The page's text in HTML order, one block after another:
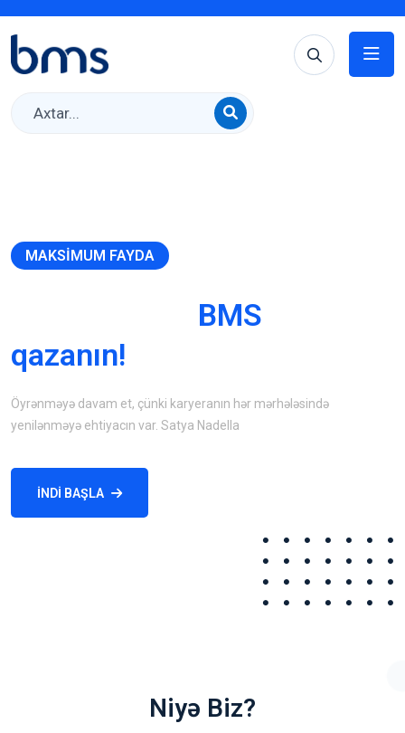
MAKSIMUM FAYDA
BMS
qazanın!
Öyrənməyə davam et, çünki karyeranın hər mərhələsində
yenilənməyə ehtiyacın var. Satya Nadella
İNDI BAŞLA
Niyə Biz?